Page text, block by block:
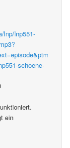
lnp/lnp551-
schoene-
ein